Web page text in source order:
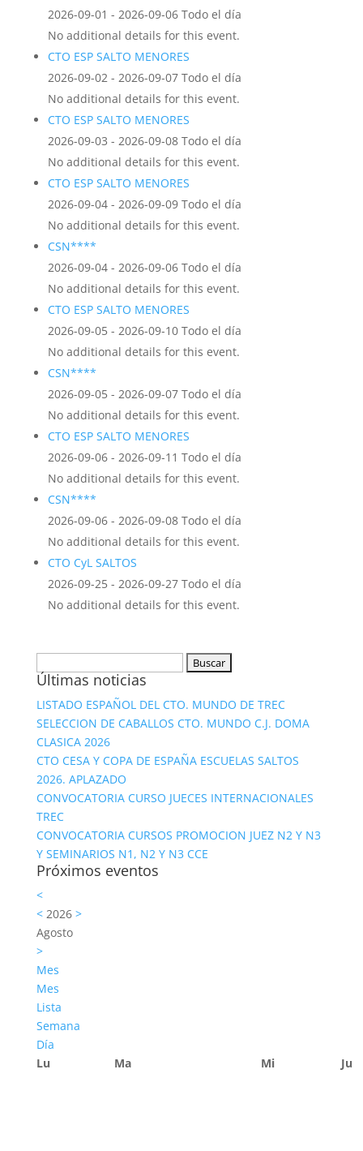
2026-09-01 - 2026-09-06 Todo el día
No additional details for this event.
CTO ESP SALTO MENORES
2026-09-02 - 2026-09-07 Todo el día
No additional details for this event.
CTO ESP SALTO MENORES
2026-09-03 - 2026-09-08 Todo el día
No additional details for this event.
CTO ESP SALTO MENORES
2026-09-04 - 2026-09-09 Todo el día
No additional details for this event.
CSN****
2026-09-04 - 2026-09-06 Todo el día
No additional details for this event.
CTO ESP SALTO MENORES
2026-09-05 - 2026-09-10 Todo el día
No additional details for this event.
CSN****
2026-09-05 - 2026-09-07 Todo el día
No additional details for this event.
CTO ESP SALTO MENORES
2026-09-06 - 2026-09-11 Todo el día
No additional details for this event.
CSN****
2026-09-06 - 2026-09-08 Todo el día
No additional details for this event.
CTO CyL SALTOS
2026-09-25 - 2026-09-27 Todo el día
No additional details for this event.
Últimas noticias
LISTADO ESPAÑOL DEL CTO. MUNDO DE TREC
SELECCION DE CABALLOS CTO. MUNDO C.J. DOMA
CLASICA 2026
CTO CESA Y COPA DE ESPAÑA ESCUELAS SALTOS
2026. APLAZADO
CONVOCATORIA CURSO JUECES INTERNACIONALES
TREC
CONVOCATORIA CURSOS PROMOCION JUEZ N2 Y N3
Y SEMINARIOS N1, N2 Y N3 CCE
Próximos eventos
<
<2026 >
Agosto
>
Mes
Mes
Lista
Semana
Día
Lu
Ma Mi Ju